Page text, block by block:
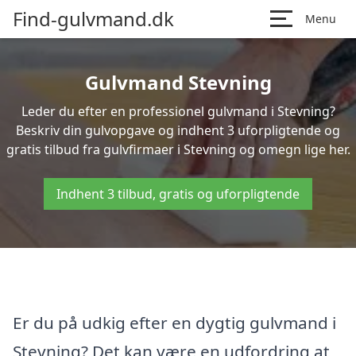
Find-gulvmand.dk Menu
Gulvmand Stevning
Leder du efter en professionel gulvmand i Stevning?
Beskriv din gulvopgave og indhent 3 uforpligtende og
gratis tilbud fra gulvfirmaer i Stevning og omegn lige her.
Indhent 3 tilbud, gratis og uforpligtende
Er du på udkig efter en dygtig gulvmand i
Stevning? Det kan være en udfordring at